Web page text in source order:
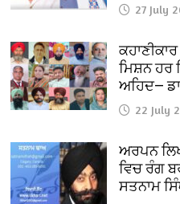
27 July
ਮਿਸ਼ਨ ਹਰ
ਅਹਿਦ—
22 July
ਅਰਪਨ
ਵਿਚ ਰੰਗ
ਸਤਨਾਮ